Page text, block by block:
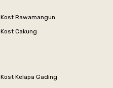
Kost Rawamangun
Kost Cakung
Kost Kelapa Gading